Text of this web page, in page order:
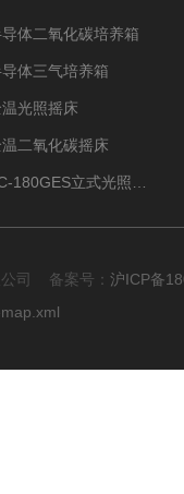
体二氧化碳培养箱
体三气培养箱
光照摇床
二氧化碳摇床
公司 备案号： 沪ICP备